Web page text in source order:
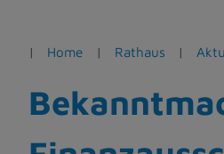
Home Rathaus